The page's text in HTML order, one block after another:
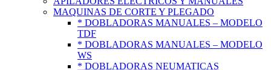
MAQUINAS DE CORTE Y PLEGADO
* DOBLADORAS MANUALES – MODELO
TDF
* DOBLADORAS MANUALES – MODELO
WS
* DOBLADORAS NEUMATICAS